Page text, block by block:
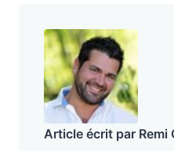
Article écrit par Remi